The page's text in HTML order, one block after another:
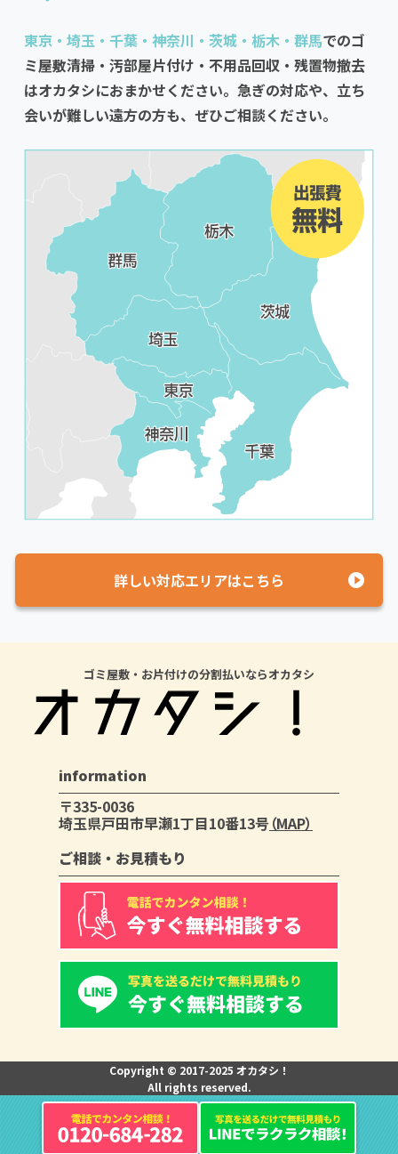
東京・埼玉・千葉・神奈川・茨城・栃木・群馬でのゴ
ミ屋敷清掃・汚部屋片付け・不用品回収・残置物撤去
はオカタシにおまかせください。急ぎの対応や、立ち
会いが難しい遠方の方も、ぜひご相談ください。
詳しい対応エリアはこちら
ゴミ屋敷・お片付けの分割払いならオカタシ
information
〒335-0036
埼玉県戸田市早瀬1丁目10番13号（MAP）
ご相談・お見積もり
Copyright © 2017-2025 オカタシ！
All rights reserved.